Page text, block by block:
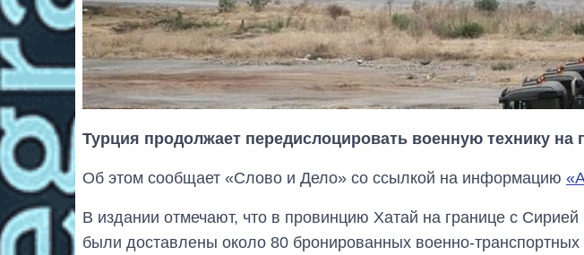
Турция продолжает передислоцировать военную технику на
Об этом сообщает «Слово и Дело» со ссылкой на информацию
В издании отмечают, что в провинцию Хатай на границе с
были доставлены около 80 бронированных военно-транспортных